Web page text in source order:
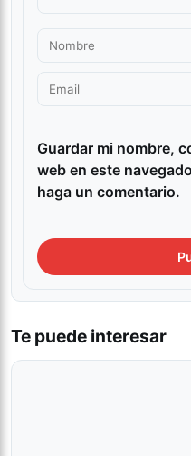
Guardar mi nombre,
web en este
haga un comentario.
Te puede interesar